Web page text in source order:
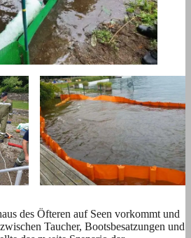
des Öfteren auf Seen vorkommt und
Taucher, Bootsbesatzungen und